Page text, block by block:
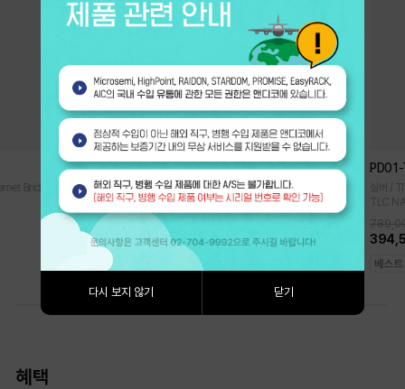
Bridge
iR2022
하드미포함 / RAIDKIT / 2 x 2.5" SATA I, II, III HDD·SSD / RAID 0,
1 / LCM Display
361,000원
실버 /
TLC
혜택
다시 보지 않기 닫기